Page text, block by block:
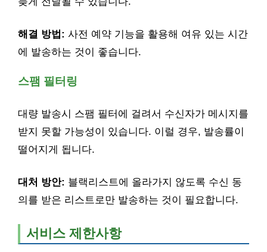
해결 방법: 사전 예약 기능을 활용해 여유 있는 시간
에 발송하는 것이 좋습니다.
스팸 필터링
대량 발송시 스팸 필터에 걸려서 수신자가 메시지를
받지 못할 가능성이 있습니다. 이럴 경우, 발송률이
떨어지게 됩니다.
대처 방안: 블랙리스트에 올라가지 않도록 수신 동
의를 받은 리스트로만 발송하는 것이 필요합니다.
서비스 제한사항